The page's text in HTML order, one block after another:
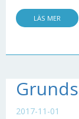
LÄS MER
2017-11-01